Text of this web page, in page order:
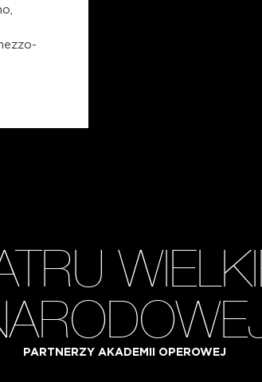
PARTNERZY AKADEMII OPEROWEJ